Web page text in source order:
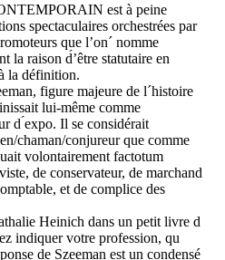
est à peine
spectaculaires orchestrées par
que l’on´ nomme
la raison d́’être statutaire en
la définition.
figure majeure de l´histoire
lui-même comme
d ́expo. Il se considérait
chaman/conjureur que comme
volontairement factotum
de conservateur, de marchand
et de complice des
Heinich dans un petit livre d
indiquer votre profession, qu
de Szeeman est un condensé